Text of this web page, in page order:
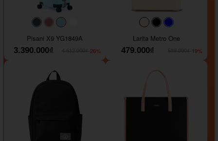
#40454a#b76e79
#9ad8e7
Pisani X9 YG1849A
3.390.000₫
-26%
#faf0e6#000000
Larita Metro One
479.000₫
-19%